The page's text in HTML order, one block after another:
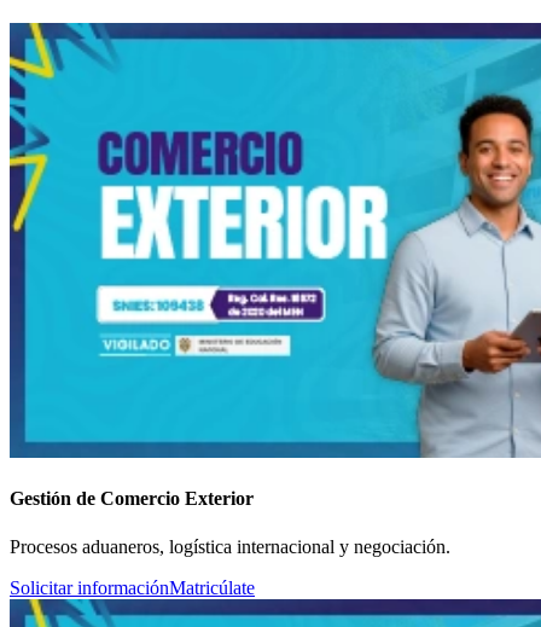
Gestión de Comercio Exterior
Procesos aduaneros, logística internacional y negociación.
Solicitar informaciónMatricúlate